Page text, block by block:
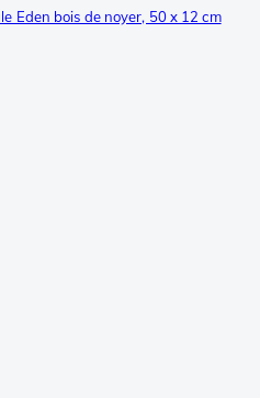
Eden bois de noyer, 50 x 12 cm